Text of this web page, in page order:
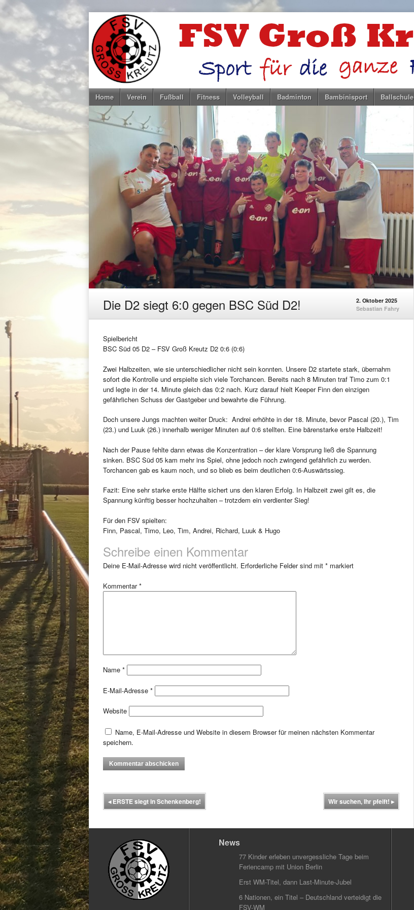
Home Verein Fußball Fitness Volleyball Badminton Bambinisport Ballschule
Die D2 siegt 6:0 gegen BSC Süd D2!
2. Oktober 2025
Sebastian Fahry
Spielbericht
BSC Süd 05 D2 – FSV Groß Kreutz D2 0:6 (0:6)
Zwei Halbzeiten, wie sie unterschiedlicher nicht sein konnten. Unsere D2 startete stark, übernahm
sofort die Kontrolle und erspielte sich viele Torchancen. Bereits nach 8 Minuten traf Timo zum 0:1
und legte in der 14. Minute gleich das 0:2 nach. Kurz darauf hielt Keeper Finn den einzigen
gefährlichen Schuss der Gastgeber und bewahrte die Führung.
Doch unsere Jungs machten weiter Druck: Andrei erhöhte in der 18. Minute, bevor Pascal (20.), Tim
(23.) und Luuk (26.) innerhalb weniger Minuten auf 0:6 stellten. Eine bärenstarke erste Halbzeit!
Nach der Pause fehlte dann etwas die Konzentration – der klare Vorsprung ließ die Spannung
sinken. BSC Süd 05 kam mehr ins Spiel, ohne jedoch noch zwingend gefährlich zu werden.
Torchancen gab es kaum noch, und so blieb es beim deutlichen 0:6-Auswärtssieg.
Fazit: Eine sehr starke erste Hälfte sichert uns den klaren Erfolg. In Halbzeit zwei gilt es, die
Spannung künftig besser hochzuhalten – trotzdem ein verdienter Sieg!
Für den FSV spielten:
Finn, Pascal, Timo, Leo, Tim, Andrei, Richard, Luuk & Hugo
Schreibe einen Kommentar
Deine E-Mail-Adresse wird nicht veröffentlicht. Erforderliche Felder sind mit * markiert
Kommentar*
Name *
E-Mail-Adresse *
Website
Name, E-Mail-Adresse und Website in diesem Browser für meinen nächsten Kommentar
speichern.
◂ERSTE siegt in Schenkenberg! Wir suchen, Ihr pfeift! ▸
News
77 Kinder erleben unvergessliche Tage beim
Feriencamp mit Union Berlin
Erst WM-Titel, dann Last-Minute-Jubel
6 Nationen, ein Titel – Deutschland verteidigt die
FSV-WM